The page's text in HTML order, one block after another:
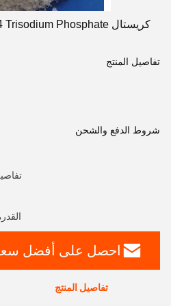
تفاصيل المنتج
شروط الدفع والشحن
تفاصيل
القدرة
احصل على أفضل
تفاصيل المنتج